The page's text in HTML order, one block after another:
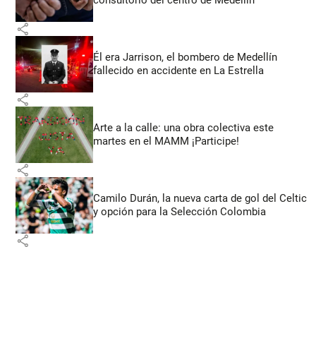
share
Él era Jarrison, el bombero de Medellín
fallecido en accidente en La Estrella
share
Arte a la calle: una obra colectiva este
martes en el MAMM ¡Participe!
share
Camilo Durán, la nueva carta de gol del Celtic
y opción para la Selección Colombia
share